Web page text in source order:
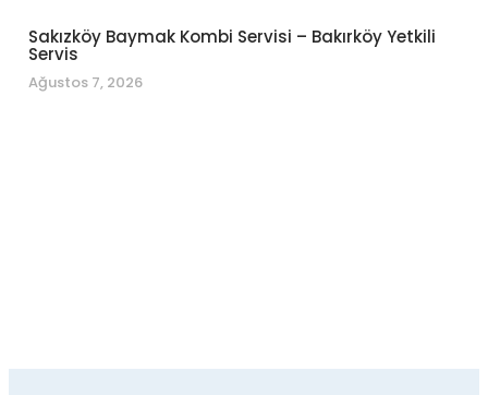
Sakızköy Baymak Kombi Servisi – Bakırköy Yetkili
Servis
Ağustos 7, 2026